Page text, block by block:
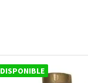
DISPONIBLE